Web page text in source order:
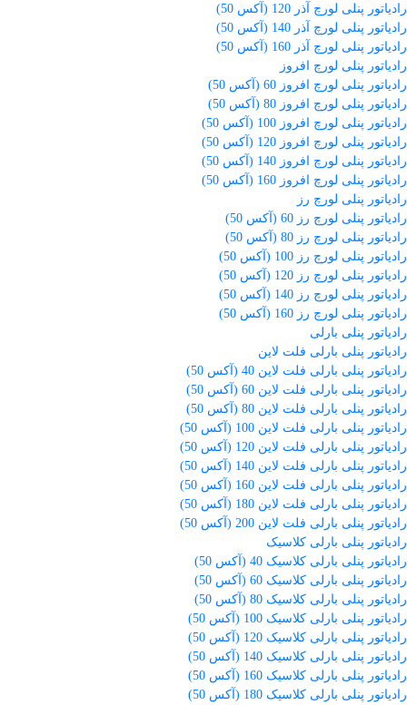
رادیاتور پنلی لورچ آذر 120 (آکس 50)
رادیاتور پنلی لورچ آذر 140 (آکس 50)
رادیاتور پنلی لورچ آذر 160 (آکس 50)
رادیاتور پنلی لورچ افروز
رادیاتور پنلی لورچ افروز 60 (آکس 50)
رادیاتور پنلی لورچ افروز 80 (آکس 50)
رادیاتور پنلی لورچ افروز 100 (آکس 50)
رادیاتور پنلی لورچ افروز 120 (آکس 50)
رادیاتور پنلی لورچ افروز 140 (آکس 50)
رادیاتور پنلی لورچ افروز 160 (آکس 50)
رادیاتور پنلی لورچ رز
رادیاتور پنلی لورچ رز 60 (آکس 50)
رادیاتور پنلی لورچ رز 80 (آکس 50)
رادیاتور پنلی لورچ رز 100 (آکس 50)
رادیاتور پنلی لورچ رز 120 (آکس 50)
رادیاتور پنلی لورچ رز 140 (آکس 50)
رادیاتور پنلی لورچ رز 160 (آکس 50)
رادیاتور پنلی بارلی
رادیاتور پنلی بارلی فلت لاین
رادیاتور پنلی بارلی فلت لاین 40 (آکس 50)
رادیاتور پنلی بارلی فلت لاین 60 (آکس 50)
رادیاتور پنلی بارلی فلت لاین 80 (آکس 50)
رادیاتور پنلی بارلی فلت لاین 100 (آکس 50)
رادیاتور پنلی بارلی فلت لاین 120 (آکس 50)
رادیاتور پنلی بارلی فلت لاین 140 (آکس 50)
رادیاتور پنلی بارلی فلت لاین 160 (آکس 50)
رادیاتور پنلی بارلی فلت لاین 180 (آکس 50)
رادیاتور پنلی بارلی فلت لاین 200 (آکس 50)
رادیاتور پنلی بارلی کلاسیک
رادیاتور پنلی بارلی کلاسیک 40 (آکس 50)
رادیاتور پنلی بارلی کلاسیک 60 (آکس 50)
رادیاتور پنلی بارلی کلاسیک 80 (آکس 50)
رادیاتور پنلی بارلی کلاسیک 100 (آکس 50)
رادیاتور پنلی بارلی کلاسیک 120 (آکس 50)
رادیاتور پنلی بارلی کلاسیک 140 (آکس 50)
رادیاتور پنلی بارلی کلاسیک 160 (آکس 50)
رادیاتور پنلی بارلی کلاسیک 180 (آکس 50)